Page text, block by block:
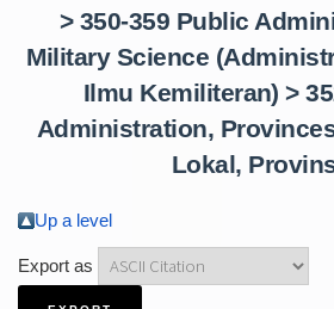
> 350-359 Public
Military Science
Ilmu Kemiliteran) >
Administration,
Lokal,
Up a level
Export as